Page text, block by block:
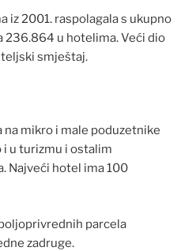
iz 2001. raspolagala s ukupno
236.864 u hotelima. Veći dio
smještaj.
na mikro i male poduzetnike
u turizmu i ostalim
Najveći hotel ima 100
parcela
zadruge.